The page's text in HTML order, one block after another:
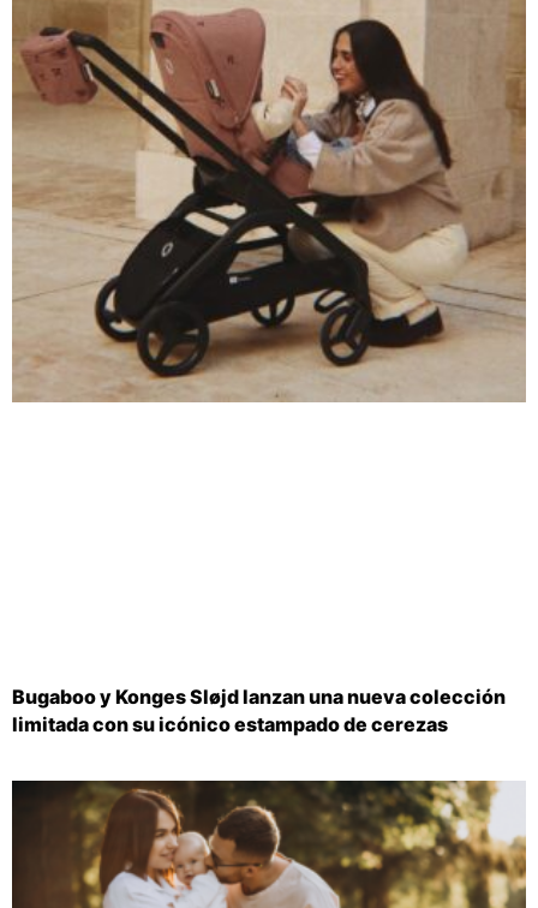
Bugaboo y Konges Sløjd lanzan una nueva colección
limitada con su icónico estampado de cerezas